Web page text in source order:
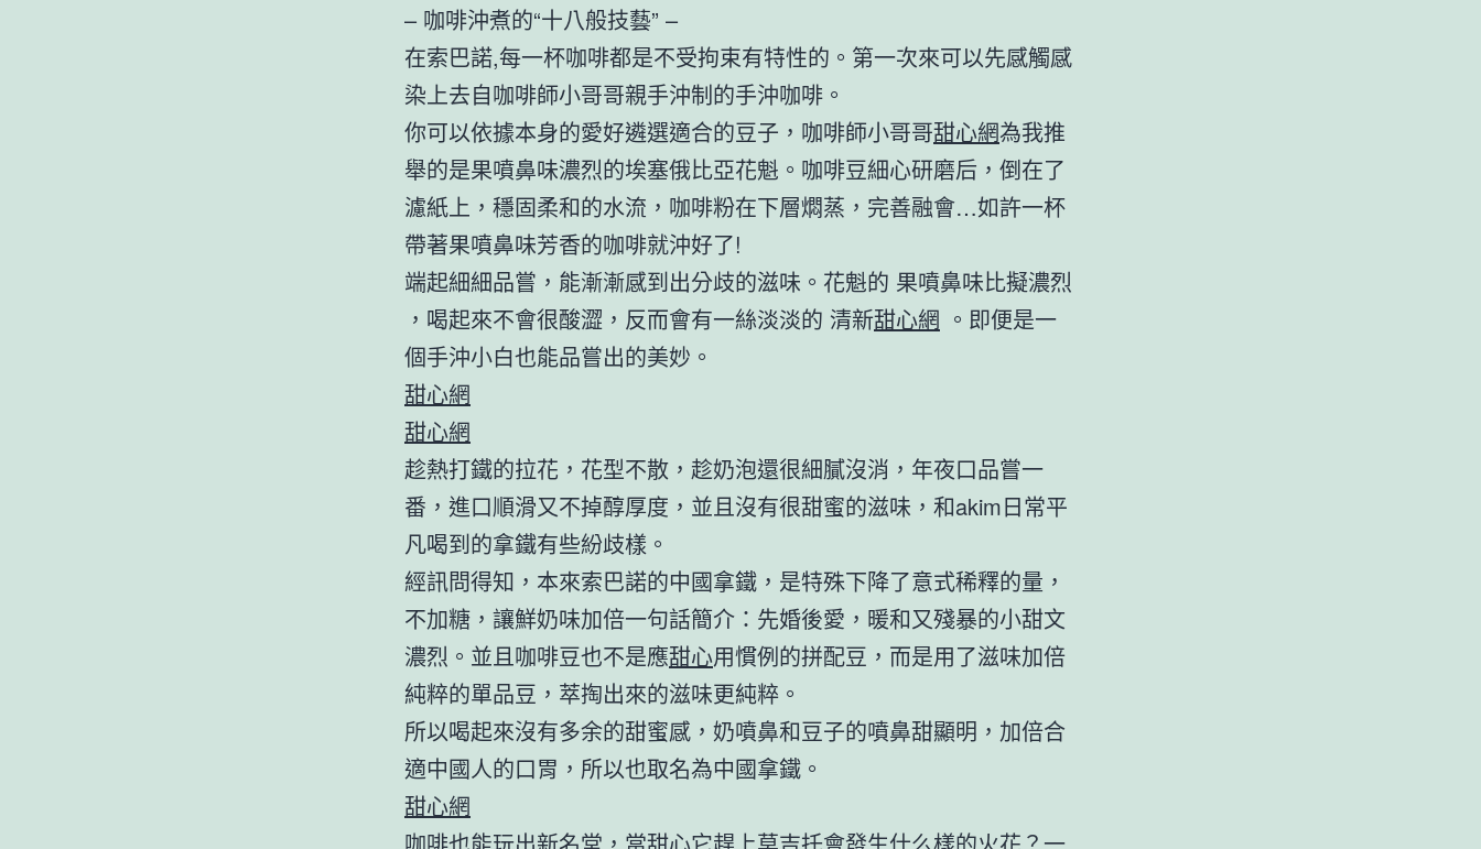
– 咖啡沖煮的“十八般技藝” –
在索巴諾,每一杯咖啡都是不受拘束有特性的。第一次來可以先感觸感
染上去自咖啡師小哥哥親手沖制的手沖咖啡。
你可以依據本身的愛好遴選適合的豆子，咖啡師小哥哥甜心網為我推
舉的是果噴鼻味濃烈的埃塞俄比亞花魁。咖啡豆細心研磨后，倒在了
濾紙上，穩固柔和的水流，咖啡粉在下層燜蒸，完善融會…如許一杯
帶著果噴鼻味芳香的咖啡就沖好了!
端起細細品嘗，能漸漸感到出分歧的滋味。花魁的 果噴鼻味比擬濃烈
，喝起來不會很酸澀，反而會有一絲淡淡的 清新甜心網 。即便是一
個手沖小白也能品嘗出的美妙。
甜心網
甜心網
趁熱打鐵的拉花，花型不散，趁奶泡還很細膩沒消，年夜口品嘗一
番，進口順滑又不掉醇厚度，並且沒有很甜蜜的滋味，和akim日常平
凡喝到的拿鐵有些紛歧樣。
經訊問得知，本來索巴諾的中國拿鐵，是特殊下降了意式稀釋的量，
不加糖，讓鮮奶味加倍一句話簡介：先婚後愛，暖和又殘暴的小甜文
濃烈。並且咖啡豆也不是應甜心用慣例的拼配豆，而是用了滋味加倍
純粹的單品豆，萃掏出來的滋味更純粹。
所以喝起來沒有多余的甜蜜感，奶噴鼻和豆子的噴鼻甜顯明，加倍合
適中國人的口胃，所以也取名為中國拿鐵。
甜心網